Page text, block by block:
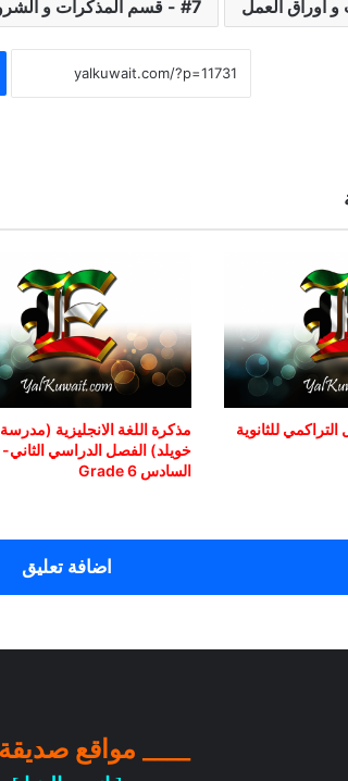
7 - قسم المذكرات و الشروحات
للثانوية
مذكرة اللغة الانجليزية
خويلد) الفصل الدراسي
السادس Grade 6
اضافة تعليق
____ مواقع صديقة